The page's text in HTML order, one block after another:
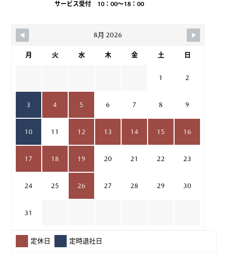
サービス受付 10：00～18：00
8月 2026
月 火 水 木 金 土 日
1 2
3 4 5 6 7 8 9
10 11 12 13 14 15 16
17 18 19 20 21 22 23
24 25 26 27 28 29 30
31
定休日 定時退社日